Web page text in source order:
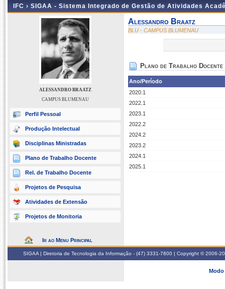
IFC › SIGAA - Sistema Integrado de Gestão de Atividades
ALESSANDRO BRAATZ
CAMPUS BLUMENAU
Perfil Pessoal
Produção Intelectual
Disciplinas Ministradas
Plano de Trabalho Docente
Rel. de Trabalho Docente
Projetos de Pesquisa
Atividades de Extensão
Projetos de Monitoria
Ir ao Menu Principal
Alessandro Braatz
BLU - CAMPUS BLUMENAU
Plano de Trabalho Docente
Ano/Período
2020.1
2022.1
2023.1
2022.2
2024.2
2023.2
2024.1
2025.1
SIGAA | Diretoria de Tecnologia da Informação - (47) 3331-7800 | Copyright © 2006-
Modo